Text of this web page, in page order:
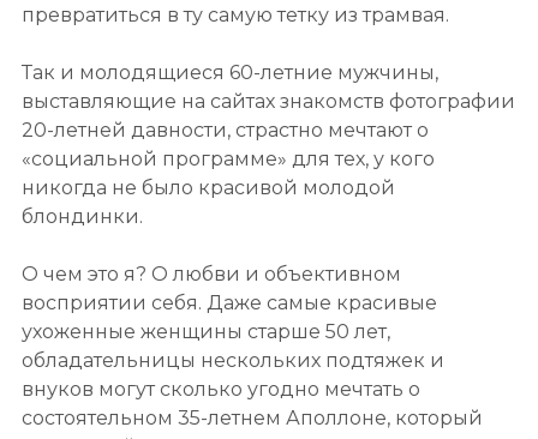
превратиться в ту самую тетку из трамвая.
Так и молодящиеся 60-летние мужчины,
выставляющие на сайтах знакомств фотографии
20-летней давности, страстно мечтают о
«социальной программе» для тех, у кого
никогда не было красивой молодой
блондинки.
О чем это я? О любви и объективном
восприятии себя. Даже самые красивые
ухоженные женщины старше 50 лет,
обладательницы нескольких подтяжек и
внуков могут сколько угодно мечтать о
состоятельном 35-летнем Аполлоне, который